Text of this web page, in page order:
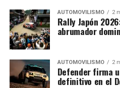
AUTOMOVILISMO 2
Rally Japón
abrumador
AUTOMOVILISMO 2
Defender firma
definitivo en el